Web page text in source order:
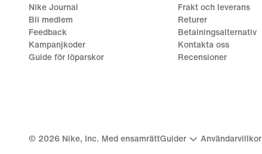
Nike Journal
Bli medlem
Feedback
Kampanjkoder
Guide för löparskor
Frakt och leverans
Returer
Betalningsalternativ
Kontakta oss
Recensioner
© 2026 Nike, Inc. Med ensamrättGuider Användarvillkor